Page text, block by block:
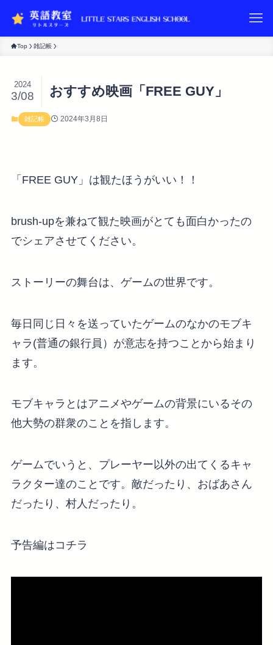
Top 雑記帳
おすすめ映画「FREE GUY」
2024
3/08
雑記帳 2024年3月8日
「FREE GUY」は観たほうがいい！！
brush-upを兼ねて観た映画がとても面白かったの
でシェアさせてください。
ストーリーの舞台は、ゲームの世界です。
毎日同じ日々を送っていたゲームのなかのモブキ
ャラ(普通の銀行員）が意志を持つことから始まり
ます。
モブキャラとはアニメやゲームの背景にいるその
他大勢の群衆のことを指します。
ゲームでいうと、プレーヤー以外の出てくるキャ
ラクター達のことです。敵だったり、おばあさん
だったり、村人だったり。
予告編はコチラ